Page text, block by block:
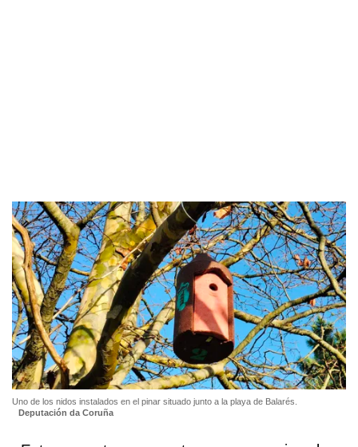
Uno de los nidos instalados en el pinar situado junto a la playa de Balarés.
Deputación da Coruña